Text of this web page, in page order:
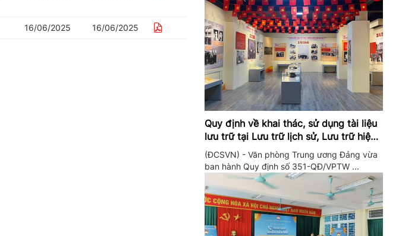
16/06/2025 16/06/2025
Quy định về khai thác, sử dụng tài liệu
lưu trữ tại Lưu trữ lịch sử, Lưu trữ hiện
hành của Trung ương Đảng và Văn
phòng Trung ương Đảng
(ĐCSVN) - Văn phòng Trung ương Đảng vừa
ban hành Quy định số 351-QĐ/VPTW ...